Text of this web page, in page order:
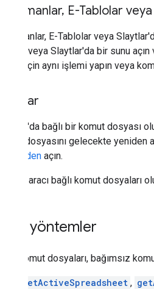
Dokümanlar, E-Tablolar
Dokümanlar, E-Tablolar veya
e-tablo veya Slaytlar'da bir sunu açın
açmak için aynı işlemi yapın veya
Formlar
Formlar'da bağlı bir komut dosyası
Komut dosyasını gelecekte yeniden
panelinden açın.
aracı bağlı komut dosyaları
Özel yöntemler
Bağlı komut dosyaları, bağımsız
getActiveSpreadsheet ,